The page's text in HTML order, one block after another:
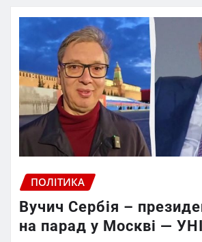
ПОЛІТИКА
Вучич Сербія –
на парад у Москві —